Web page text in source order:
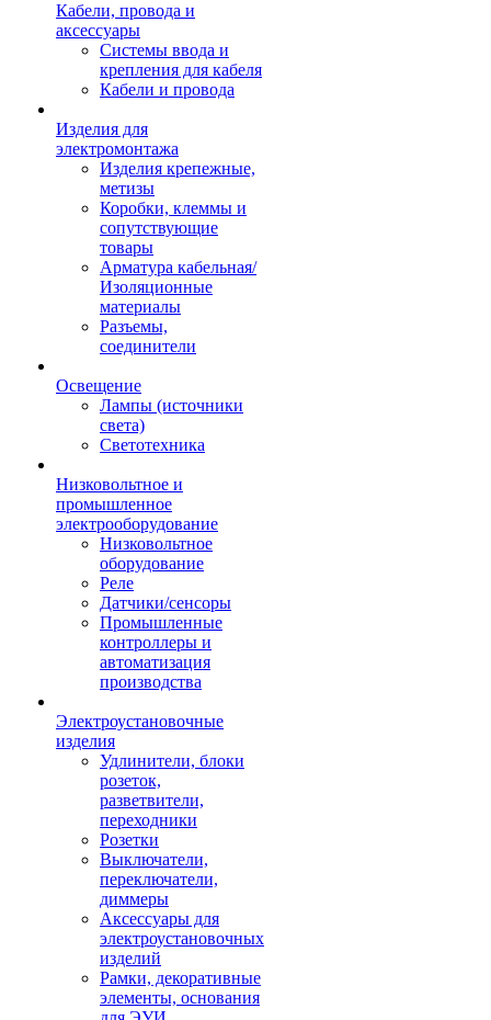
Кабели, провода и
аксессуары
Системы ввода и
крепления для кабеля
Кабели и провода
Изделия для
электромонтажа
Изделия крепежные,
метизы
Коробки, клеммы и
сопутствующие
товары
Арматура кабельная/
Изоляционные
материалы
Разъемы,
соединители
Освещение
Лампы (источники
света)
Светотехника
Низковольтное и
промышленное
электрооборудование
Низковольтное
оборудование
Реле
Датчики/сенсоры
Промышленные
контроллеры и
автоматизация
производства
Электроустановочные
изделия
Удлинители, блоки
розеток,
разветвители,
переходники
Розетки
Выключатели,
переключатели,
диммеры
Аксессуары для
электроустановочных
изделий
Рамки, декоративные
элементы, основания